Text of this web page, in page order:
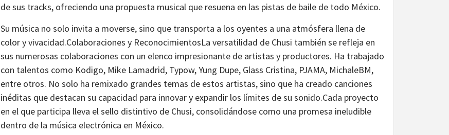
de sus tracks, ofreciendo una propuesta musical que resuena en las pistas de baile de todo México.
Su música no solo invita a moverse, sino que transporta a los oyentes a una atmósfera llena de
color y vivacidad.Colaboraciones y ReconocimientosLa versatilidad de Chusi también se refleja en
sus numerosas colaboraciones con un elenco impresionante de artistas y productores. Ha trabajado
con talentos como Kodigo, Mike Lamadrid, Typow, Yung Dupe, Glass Cristina, PJAMA, MichaleBM,
entre otros. No solo ha remixado grandes temas de estos artistas, sino que ha creado canciones
inéditas que destacan su capacidad para innovar y expandir los límites de su sonido.Cada proyecto
en el que participa lleva el sello distintivo de Chusi, consolidándose como una promesa ineludible
dentro de la música electrónica en México.